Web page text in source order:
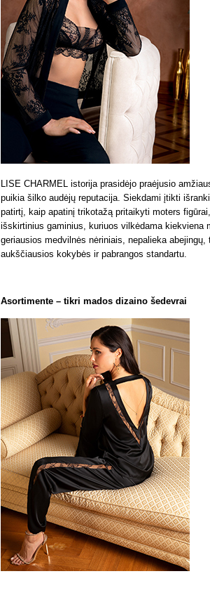
LISE CHARMEL istorija prasidėjo praėjusio
puikia šilko audėjų reputacija. Siekdami įtikti
patirtį, kaip apatinį trikotažą pritaikyti moters
išskirtinius gaminius, kuriuos vilkėdama
geriausios medvilnės nėriniais, nepalieka
aukščiausios kokybės ir pabrangos standartu.
Asortimente – tikri mados dizaino šedevrai